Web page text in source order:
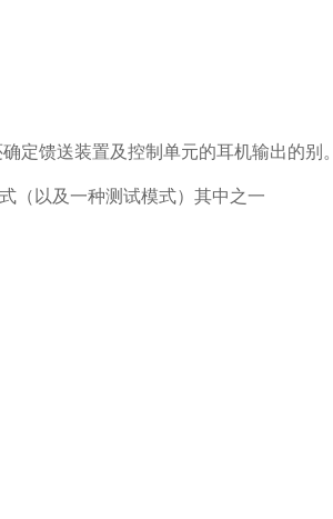
定馈送装置及控制单元的耳机输出的别。
（以及一种测试模式）其中之一